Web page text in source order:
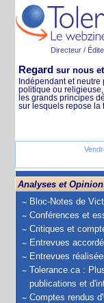
Directeur /
Regard sur nous
Indépendant et
politique ou
les grands principes
sur lesquels repose la
Analyses et
Bloc-Notes de
Conférences et
Critiques et
Entrevues
Entrevues
Tolerance.ca :
publications et
Comptes rendus